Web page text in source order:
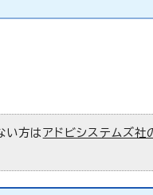
い方は アドビシステムズ社